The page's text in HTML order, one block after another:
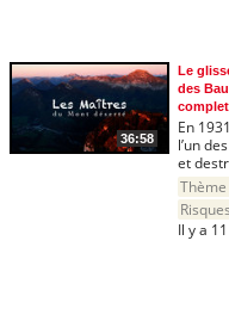
36:58
Le
des
complet
En
l’un
et
Thème
Il y a